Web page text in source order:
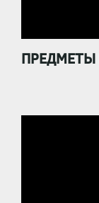
ПРЕДМЕТЫ